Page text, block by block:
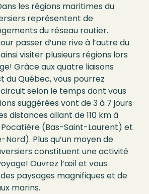
les régions maritimes du
représentent de
du réseau routier.
passer d’une rive à l’autre du
visiter plusieurs régions lors
Grâce aux quatre liaisons
du Québec, vous pourrez
selon le temps dont vous
suggérées vont de 3 à 7 jours
distances allant de 110 km à
Pocatière (Bas-Saint-Laurent) et
Plus qu’un moyen de
constituent une activité
Ouvrez l’œil et vous
paysages magnifiques et de
marins.